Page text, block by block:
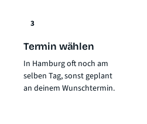
3
Termin wählen
In Hamburg oft noch am
selben Tag, sonst geplant
an deinem Wunschtermin.